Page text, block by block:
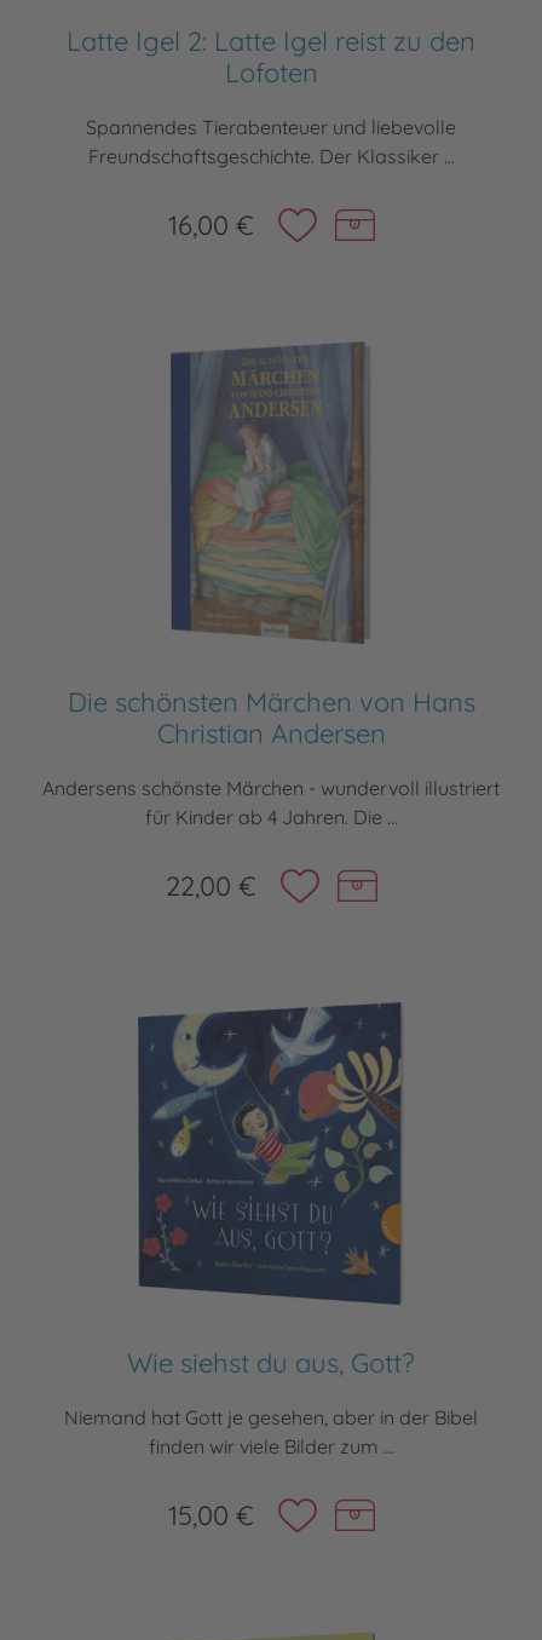
Latte Igel 2: Latte Igel reist zu den
Lofoten
Spannendes Tierabenteuer und liebevolle
Freundschaftsgeschichte. Der Klassiker ...
16,00 €
Die schönsten Märchen von Hans
Christian Andersen
Andersens schönste Märchen - wundervoll illustriert
für Kinder ab 4 Jahren. Die ...
22,00 €
Wie siehst du aus, Gott?
Niemand hat Gott je gesehen, aber in der Bibel
finden wir viele Bilder zum ...
15,00 €